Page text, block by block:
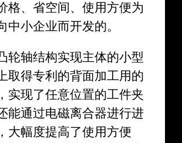
格、省空间、使用方便为
中小企业而开发的。
轮轴结构实现主体的小型
取得专利的背面加工用的
实现了任意位置的工件夹
能通过电磁离合器进行进
大幅度提高了使用方便